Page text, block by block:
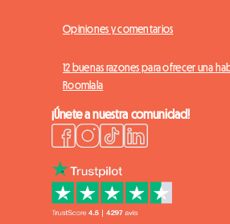
Opiniones y comentarios
12 buenas razones para ofrecer una
Roomlala
¡Únete a nuestra comunidad!